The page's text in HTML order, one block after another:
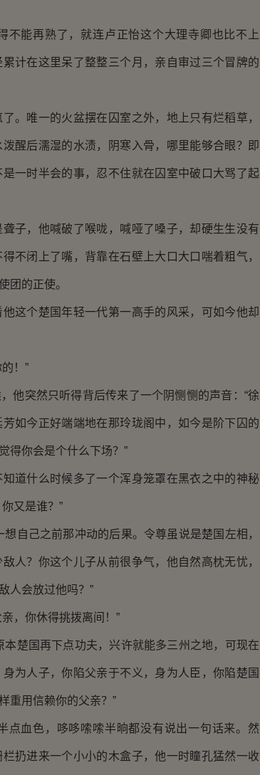
能再熟了，就连卢正怡这个大理寺卿也比不上
计在这里呆了整整三个月，亲自审过三个冒牌的
唯一的火盆摆在囚室之外，地上只有烂稻草，
醒后濡湿的水渍，阴寒入骨，哪里能够合眼？即
一时半会的事，忍不住就在囚室中破口大骂了起
，他喊破了喉咙，喊哑了嗓子，却硬生生没有
不闭上了嘴，背靠在石壁上大口大口喘着粗气，
团的正使。
个楚国年轻一代第一高手的风采，可如今他却
！”
突然只听得背后传来了一个阴恻恻的声音：“徐
如今正好端端地在那玲珑阁中，如今是阶下囚的
得你会是个什么下场？”
什么时候多了一个浑身笼罩在黑衣之中的神秘
又是谁？”
己之前那冲动的后果。令尊虽说是楚国左相，
人？你这个儿子从前很争气，他自然高枕无忧，
人会放过他吗？”
，你休得挑拨离间！”
楚国再下点功夫，兴许就能多三州之地，可现在
为人子，你陷父亲于不义，身为人臣，你陷楚国
重用信赖你的父亲？”
血色，哆哆嗦嗦半晌都没有说出一句话来。然
扔进来一个小小的木盒子，他一时瞳孔猛然一收